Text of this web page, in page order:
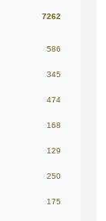
7262
586
345
474
168
129
250
175